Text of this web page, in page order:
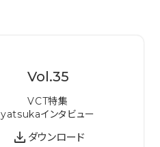
Vol.35
VCT特集
yatsukaインタビュー
download ダウンロード